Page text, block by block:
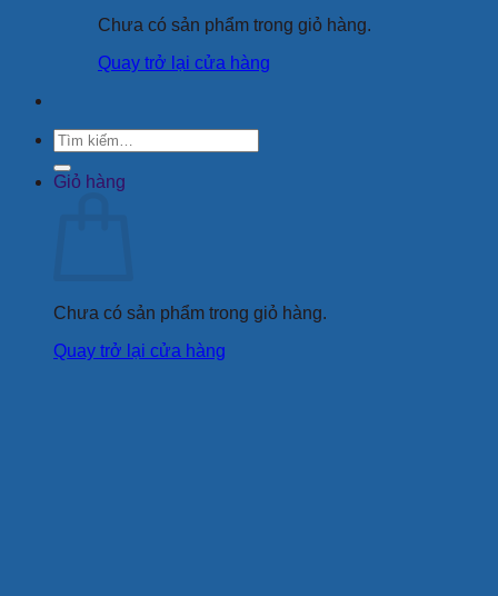
Chưa có sản phẩm trong giỏ hàng.
Quay trở lại cửa hàng
Tìm
kiếm:
Giỏ hàng
Chưa có sản phẩm trong giỏ hàng.
Quay trở lại cửa hàng